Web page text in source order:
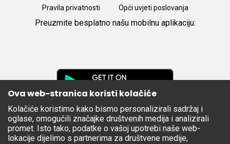
Pravila privatnosti Opći uvjeti poslovanja
Preuzmite besplatno našu mobilnu aplikaciju:
Apple
Store
Ova web-stranica koristi kolačiće
Kolačiće koristimo kako bismo personalizirali sadržaj i
oglase, omogućili značajke društvenih medija i analizirali
promet. Isto tako, podatke o vašoj upotrebi naše web-
lokacije dijelimo s partnerima za društvene medije,